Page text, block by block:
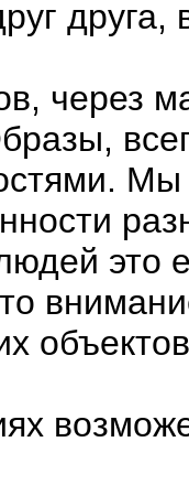
через
Мы
это